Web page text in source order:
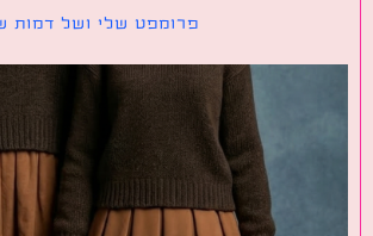
פרומפט שלי ושל דמות שלי ליד